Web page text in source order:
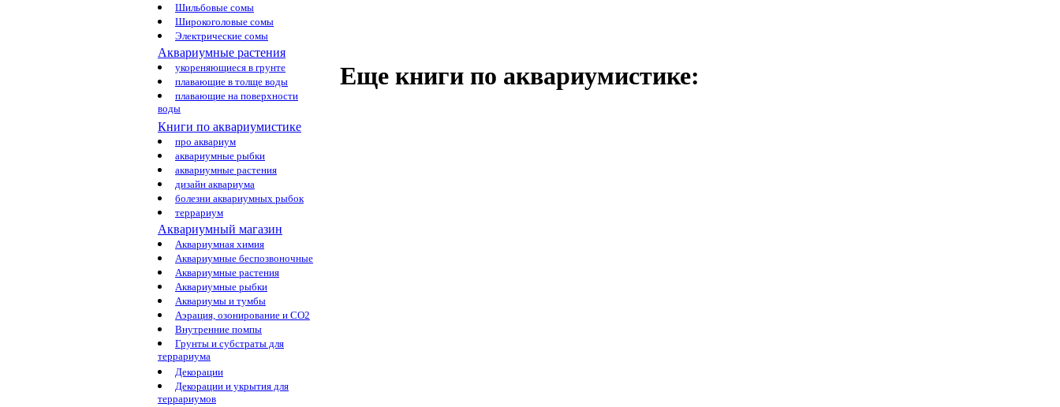
Шильбовые сомы
Широкоголовые сомы
Электрические сомы
Аквариумные растения
укореняющиеся в грунте
плавающие в толще воды
плавающие на поверхности
воды
Книги по аквариумистике
про аквариум
аквариумные рыбки
аквариумные растения
дизайн аквариума
болезни аквариумных рыбок
террариум
Аквариумный магазин
Аквариумная химия
Аквариумные беспозвоночные
Аквариумные растения
Аквариумные рыбки
Аквариумы и тумбы
Аэрация, озонирование и CO2
Внутренние помпы
Грунты и субстраты для
террариума
Декорации
Декорации и укрытия для
террариумов
Еще книги по аквариумистике: